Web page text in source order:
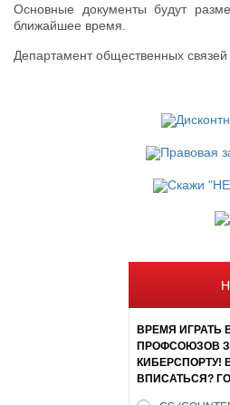
Основные документы будут
ближайшее время.
Департамент общественных
ВРЕМЯ ИГРАТЬ
ПРОФСОЮЗОВ
КИБЕРСПОРТУ!
ВПИСАТЬСЯ?